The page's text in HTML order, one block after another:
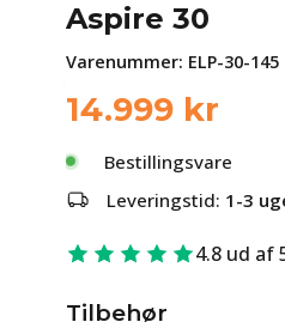
Aspire 30
Varenummer: ELP-30-145
14.999 kr
Bestillingsvare
Leveringstid: 1-3
4.8 ud af
Tilbehør